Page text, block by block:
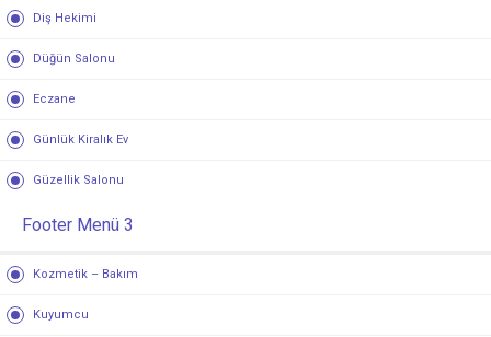
Diş Hekimi
Düğün Salonu
Eczane
Günlük Kiralık Ev
Güzellik Salonu
Footer Menü 3
Kozmetik – Bakım
Kuyumcu